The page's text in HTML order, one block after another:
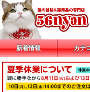
新着情報 カテ